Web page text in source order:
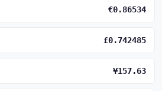
€0.86534
£0.742485
¥157.63